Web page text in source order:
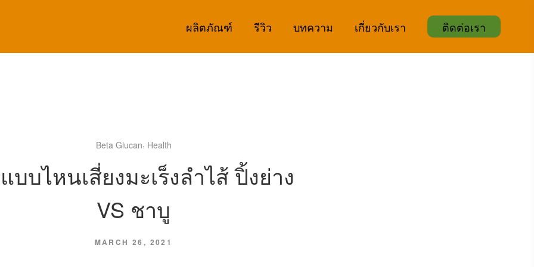
ผลิตภัณฑ์ รีวิว บทความ เกี่ยวกับเรา ติดต่อเรา
Beta Glucan, Health
บบไหนเสี่ยงมะเร็งลำไส้ ปิ้งย่าง
VS ชาบู
MARCH 26, 2021